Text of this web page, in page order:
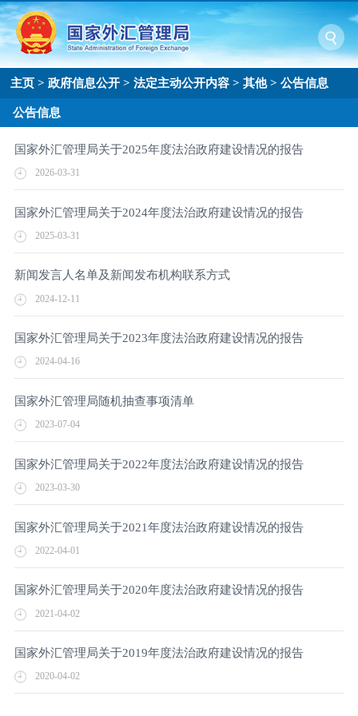
主页 >政府信息公开 >法定主动公开内容 >其他>公告信息
公告信息
国家外汇管理局关于2025年度法治政府建设情况的报告
2026-03-31
国家外汇管理局关于2024年度法治政府建设情况的报告
2025-03-31
新闻发言人名单及新闻发布机构联系方式
2024-12-11
国家外汇管理局关于2023年度法治政府建设情况的报告
2024-04-16
国家外汇管理局随机抽查事项清单
2023-07-04
国家外汇管理局关于2022年度法治政府建设情况的报告
2023-03-30
国家外汇管理局关于2021年度法治政府建设情况的报告
2022-04-01
国家外汇管理局关于2020年度法治政府建设情况的报告​
2021-04-02
国家外汇管理局关于2019年度法治政府建设情况的报告​
2020-04-02